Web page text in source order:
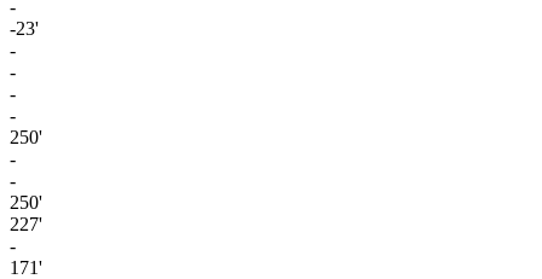
-
-23'
-
-
-
-
250'
-
-
250'
227'
-
171'